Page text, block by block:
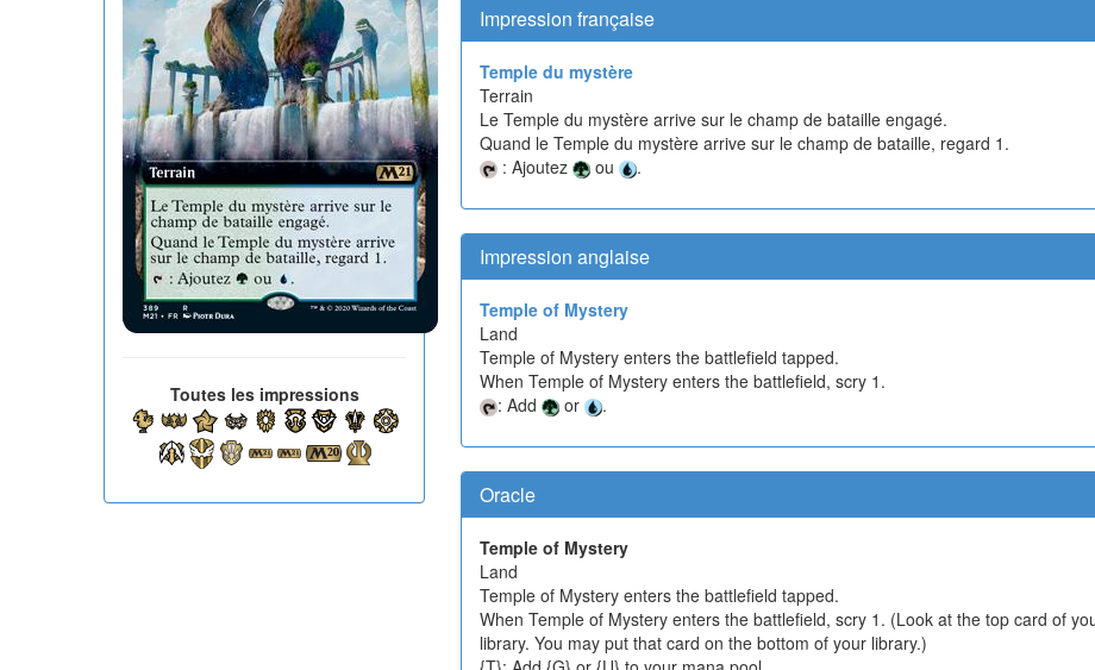
Toutes les impressions
Impression française
Temple du mystère
Terrain
Le Temple du mystère arrive sur le champ de bataille engagé.
Quand le Temple du mystère arrive sur le champ de bataille, regard 1.
: Ajoutez
ou .
Impression anglaise
Temple of Mystery
Land
Temple of Mystery enters the battlefield tapped.
When Temple of Mystery enters the battlefield, scry 1.
: Add
or .
Oracle
Temple of Mystery
Land
Temple of Mystery enters the battlefield tapped.
When Temple of Mystery enters the battlefield, scry 1. (Look at the top card of
library. You may put that card on the bottom of your library.)